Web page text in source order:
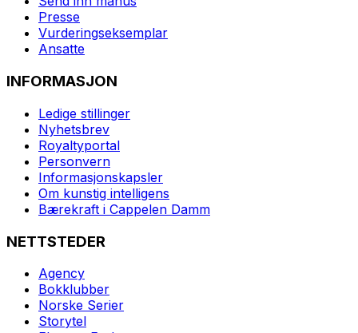
Presse
Vurderingseksemplar
Ansatte
INFORMASJON
Ledige stillinger
Nyhetsbrev
Royaltyportal
Personvern
Informasjonskapsler
Om kunstig intelligens
Bærekraft i Cappelen Damm
NETTSTEDER
Agency
Bokklubber
Norske Serier
Storytel